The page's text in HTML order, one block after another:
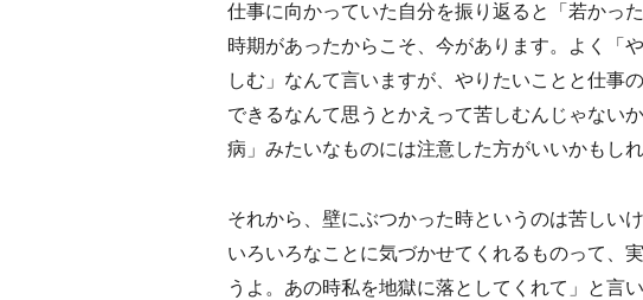
仕事に向かっていた自分を振り返ると「若かっ
時期があったからこそ、今があります。よく「
しむ」なんて言いますが、やりたいことと仕事
できるなんて思うとかえって苦しむんじゃない
病」みたいなものには注意した方がいいかもしれ
それから、壁にぶつかった時というのは苦しい
いろいろなことに気づかせてくれるものって、
うよ。あの時私を地獄に落としてくれて」と言